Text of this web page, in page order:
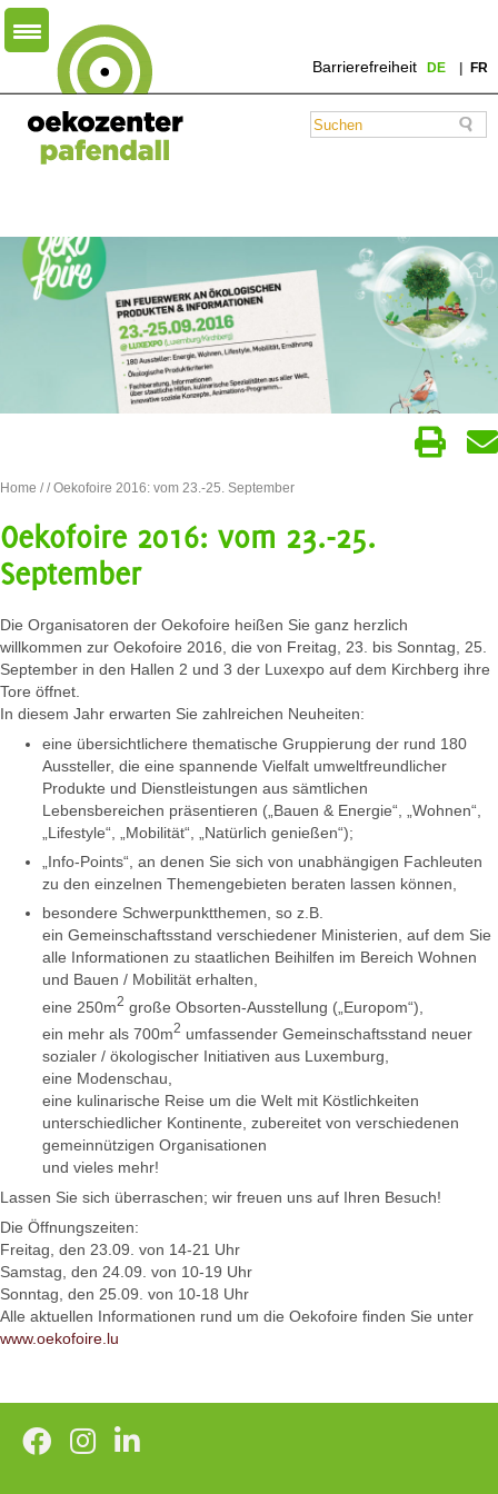
Barrierefreiheit DE FR
Home // Oekofoire 2016: vom 23.-25. September
Oekofoire 2016: vom 23.-25.
September
Die Organisatoren der Oekofoire heißen Sie ganz herzlich
willkommen zur Oekofoire 2016, die von Freitag, 23. bis Sonntag, 25.
September in den Hallen 2 und 3 der Luxexpo auf dem Kirchberg ihre
Tore öffnet.
In diesem Jahr erwarten Sie zahlreichen Neuheiten:
eine übersichtlichere thematische Gruppierung der rund 180
Aussteller, die eine spannende Vielfalt umweltfreundlicher
Produkte und Dienstleistungen aus sämtlichen
Lebensbereichen präsentieren („Bauen & Energie“, „Wohnen“,
„Lifestyle“, „Mobilität“, „Natürlich genießen“);
„Info-Points“, an denen Sie sich von unabhängigen Fachleuten
zu den einzelnen Themengebieten beraten lassen können,
besondere Schwerpunktthemen, so z.B.
ein Gemeinschaftsstand verschiedener Ministerien, auf dem Sie
alle Informationen zu staatlichen Beihilfen im Bereich Wohnen
und Bauen / Mobilität erhalten,
eine 250m2 große Obsorten-Ausstellung („Europom“),
ein mehr als 700m2 umfassender Gemeinschaftsstand neuer
sozialer / ökologischer Initiativen aus Luxemburg,
eine Modenschau,
eine kulinarische Reise um die Welt mit Köstlichkeiten
unterschiedlicher Kontinente, zubereitet von verschiedenen
gemeinnützigen Organisationen
und vieles mehr!
Lassen Sie sich überraschen; wir freuen uns auf Ihren Besuch!
Die Öffnungszeiten:
Freitag, den 23.09. von 14-21 Uhr
Samstag, den 24.09. von 10-19 Uhr
Sonntag, den 25.09. von 10-18 Uhr
Alle aktuellen Informationen rund um die Oekofoire finden Sie unter
www.oekofoire.lu